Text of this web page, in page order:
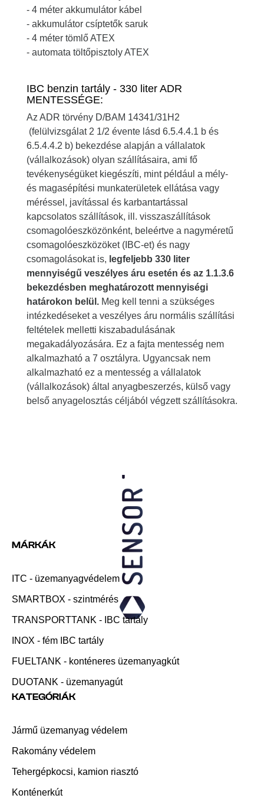
- 4 méter akkumulátor kábel
- akkumulátor csíptetők saruk
- 4 méter tömlő ATEX
- automata töltőpisztoly ATEX
IBC benzin tartály - 330 liter ADR
MENTESSÉGE:
Az ADR törvény D/BAM 14341/31H2
(felülvizsgálat 2 1/2 évente lásd 6.5.4.4.1 b és
6.5.4.4.2 b) bekezdése alapján a vállalatok
(vállalkozások) olyan szállításaira, ami fő
tevékenységüket kiegészíti, mint például a mély-
és magasépítési munkaterületek ellátása vagy
méréssel, javítással és karbantartással
kapcsolatos szállítások, ill. visszaszállítások
csomagolóeszközönként, beleértve a nagyméretű
csomagolóeszközöket (IBC-et) és nagy
csomagolásokat is, legfeljebb 330 liter
mennyiségű veszélyes áru esetén és az 1.1.3.6
bekezdésben meghatározott mennyiségi
határokon belül. Meg kell tenni a szükséges
intézkedéseket a veszélyes áru normális szállítási
feltételek melletti kiszabadulásának
megakadályozására. Ez a fajta mentesség nem
alkalmazható a 7 osztályra. Ugyancsak nem
alkalmazható ez a mentesség a vállalatok
(vállalkozások) által anyagbeszerzés, külső vagy
belső anyagelosztás céljából végzett szállításokra.
MÁRKÁK
ITC - üzemanyagvédelem
SMARTBOX - szintmérés
TRANSPORTTANK - IBC tartály
INOX - fém IBC tartály
FUELTANK - konténeres üzemanyagkút
DUOTANK - üzemanyagút
KATEGÓRIÁK
Jármű üzemanyag védelem
Rakomány védelem
Tehergépkocsi, kamion riasztó
Konténerkút